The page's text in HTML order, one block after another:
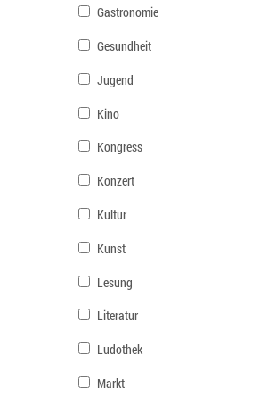
Gastronomie
Gesundheit
Jugend
Kino
Kongress
Konzert
Kultur
Kunst
Lesung
Literatur
Ludothek
Markt